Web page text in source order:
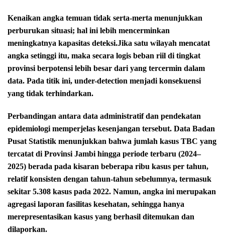
Kenaikan angka temuan tidak serta-merta menunjukkan
perburukan situasi; hal ini lebih mencerminkan
meningkatnya kapasitas deteksi.Jika satu wilayah mencatat
angka setinggi itu, maka secara logis beban riil di tingkat
provinsi berpotensi lebih besar dari yang tercermin dalam
data. Pada titik ini, under-detection menjadi konsekuensi
yang tidak terhindarkan.
Perbandingan antara data administratif dan pendekatan
epidemiologi memperjelas kesenjangan tersebut. Data Badan
Pusat Statistik menunjukkan bahwa jumlah kasus TBC yang
tercatat di Provinsi Jambi hingga periode terbaru (2024–
2025) berada pada kisaran beberapa ribu kasus per tahun,
relatif konsisten dengan tahun-tahun sebelumnya, termasuk
sekitar 5.308 kasus pada 2022. Namun, angka ini merupakan
agregasi laporan fasilitas kesehatan, sehingga hanya
merepresentasikan kasus yang berhasil ditemukan dan
dilaporkan.